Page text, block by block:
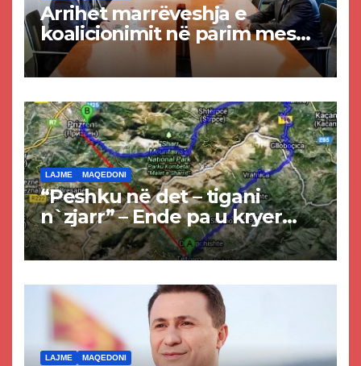
Arrihet marrëveshja e
koalicionimit në parim mes
Kurtit dhe Abdixhikut
LAJME MAQEDONI
“Peshku në det – tigani
n`zjarr” – Ende pa u kryer
projekti i tunelit, komuna e
Tetovës nis punimet për
LAJME MAQEDONI